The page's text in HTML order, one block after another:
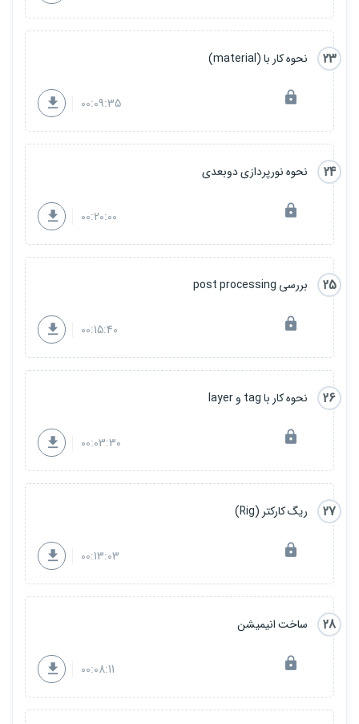
23 نحوه کار با (material)
00:09:35
24 نحوه نورپردازی دوبعدی
00:20:00
25 بررسی post processing
00:15:40
26 نحوه کار با tag و layer
00:03:30
27 ریگ کارکتر (Rig)
00:13:03
28 ساخت انیمیشن
00:08:11